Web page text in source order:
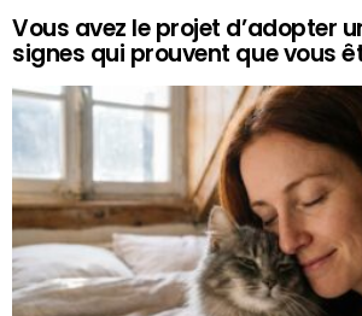
Vous avez le projet d’adopter
signes qui prouvent que vous